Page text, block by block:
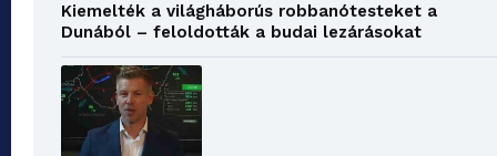
Kiemelték a világháborús robbanótesteket a
Dunából – feloldották a budai lezárásokat